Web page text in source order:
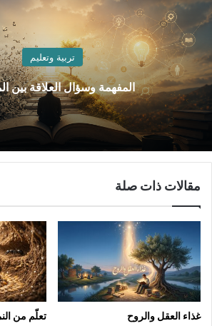
تربية وتعليم
المفهمة وسؤال العلاقة بين
مقالات ذات صلة
غذاء العقل والروح تعلّم من